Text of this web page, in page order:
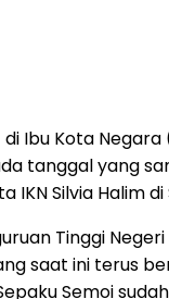
Ibu Kota
tanggal yang
Silvia Halim di
Tinggi
saat ini terus
Semoi